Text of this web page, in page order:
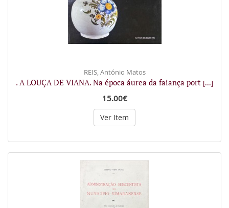
REIS, António Matos
. A LOUÇA DE VIANA. Na época áurea da faiança port [...]
15.00€
Ver Item